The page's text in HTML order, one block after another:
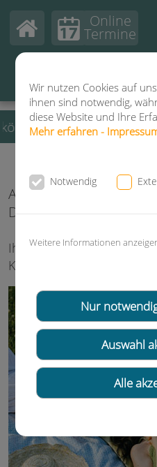
Wir nutzen Cookies auf
ihnen sind notwendig,
diese Website und Ihre
Mehr erfahren -
Notwendig
Weitere Informationen
Nur
Auswahl
Alle
Online
Termine
Dr. Fuchs
Sie wieder
Aktuelle News aus der
Dr. Fuchs & Kollegen
Ihre Dermatologie
Kollegen wünscht eine